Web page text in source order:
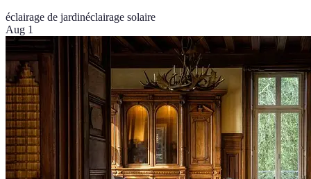
éclairage de jardinéclairage solaire
Aug 1